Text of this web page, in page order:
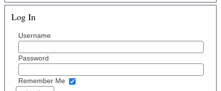
Log In
Username
Password
Remember Me